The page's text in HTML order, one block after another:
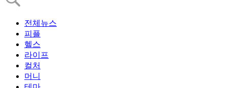
전체뉴스
피플
헬스
라이프
컬처
머니